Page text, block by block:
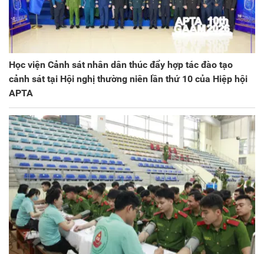
Học viện Cảnh sát nhân dân thúc đẩy hợp tác đào tạo
cảnh sát tại Hội nghị thường niên lần thứ 10 của Hiệp hội
APTA